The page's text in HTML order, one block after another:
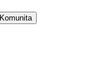
Komunita